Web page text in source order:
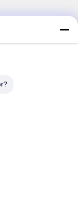
Industrial Park,